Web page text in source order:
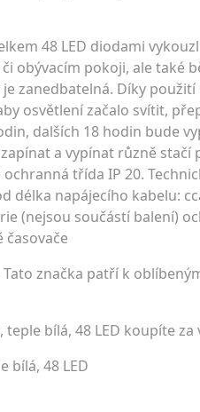
48 LED diodami
obývacím pokoji, ale také
zanedbatelná. Díky
osvětlení začalo svítit,
dalších 18 hodin bude
a vypínat různě
třída IP 20.
napájecího kabelu:
(nejsou součástí balení)
časovače
Tato značka patří k
bílá, 48 LED koupíte
bílá, 48 LED